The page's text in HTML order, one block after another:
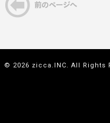
© 2026 zicca.INC. All Rights